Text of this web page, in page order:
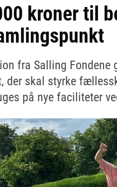
kroner til
fra Salling
der skal styrke
på nye faciliteter